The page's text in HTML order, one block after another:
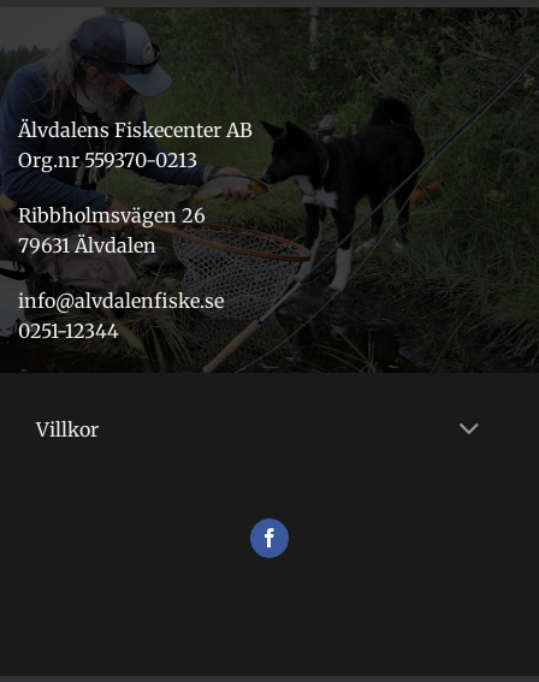
Älvdalens Fiskecenter AB
Org.nr 559370-0213
Ribbholmsvägen 26
79631 Älvdalen
info@alvdalenfiske.se
0251-12344
Villkor